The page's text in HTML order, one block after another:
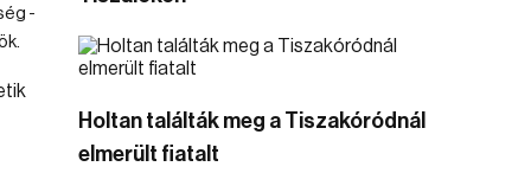
-
Holtan találták meg a Tiszakóródnál
elmerült fiatalt